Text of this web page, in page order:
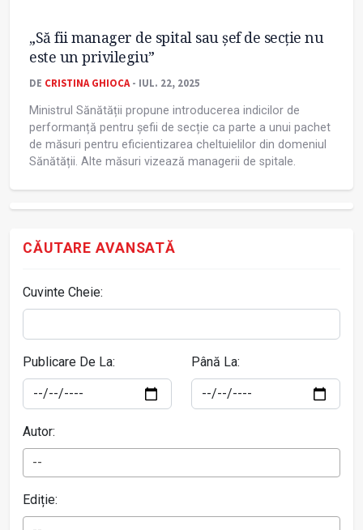
„Să fii manager de spital sau șef de secție nu
este un privilegiu”
DE CRISTINA GHIOCA- IUL. 22, 2025
Ministrul Sănătății propune introducerea indicilor de
performanță pentru șefii de secție ca parte a unui pachet
de măsuri pentru eficientizarea cheltuielilor din domeniul
Sănătății. Alte măsuri vizează managerii de spitale.
CĂUTARE AVANSATĂ
Cuvinte Cheie:
Publicare De La: Până La:
Autor:
--
Ediție: